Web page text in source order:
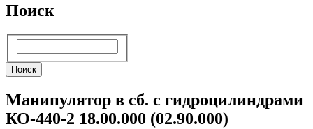
Поиск
Поиск
Манипулятор в сб. с гидроцилиндрами
КО-440-2 18.00.000 (02.90.000)